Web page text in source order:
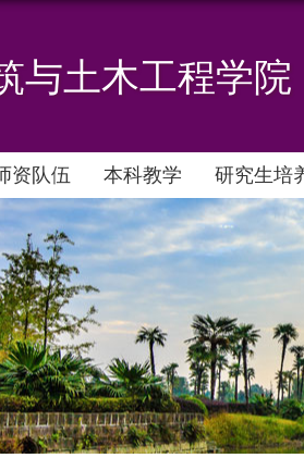
与土木工程学院
资队伍 本科教学 研究生培